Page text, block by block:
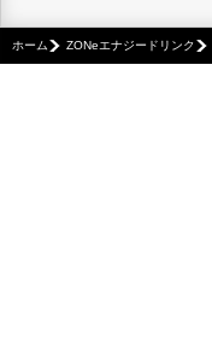
ホーム ZONeエナジードリンク